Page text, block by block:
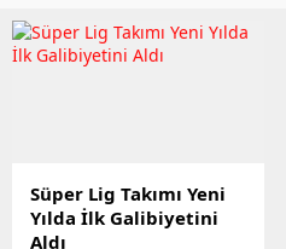
Süper Lig Takımı Yeni
Yılda İlk Galibiyetini
Aldı